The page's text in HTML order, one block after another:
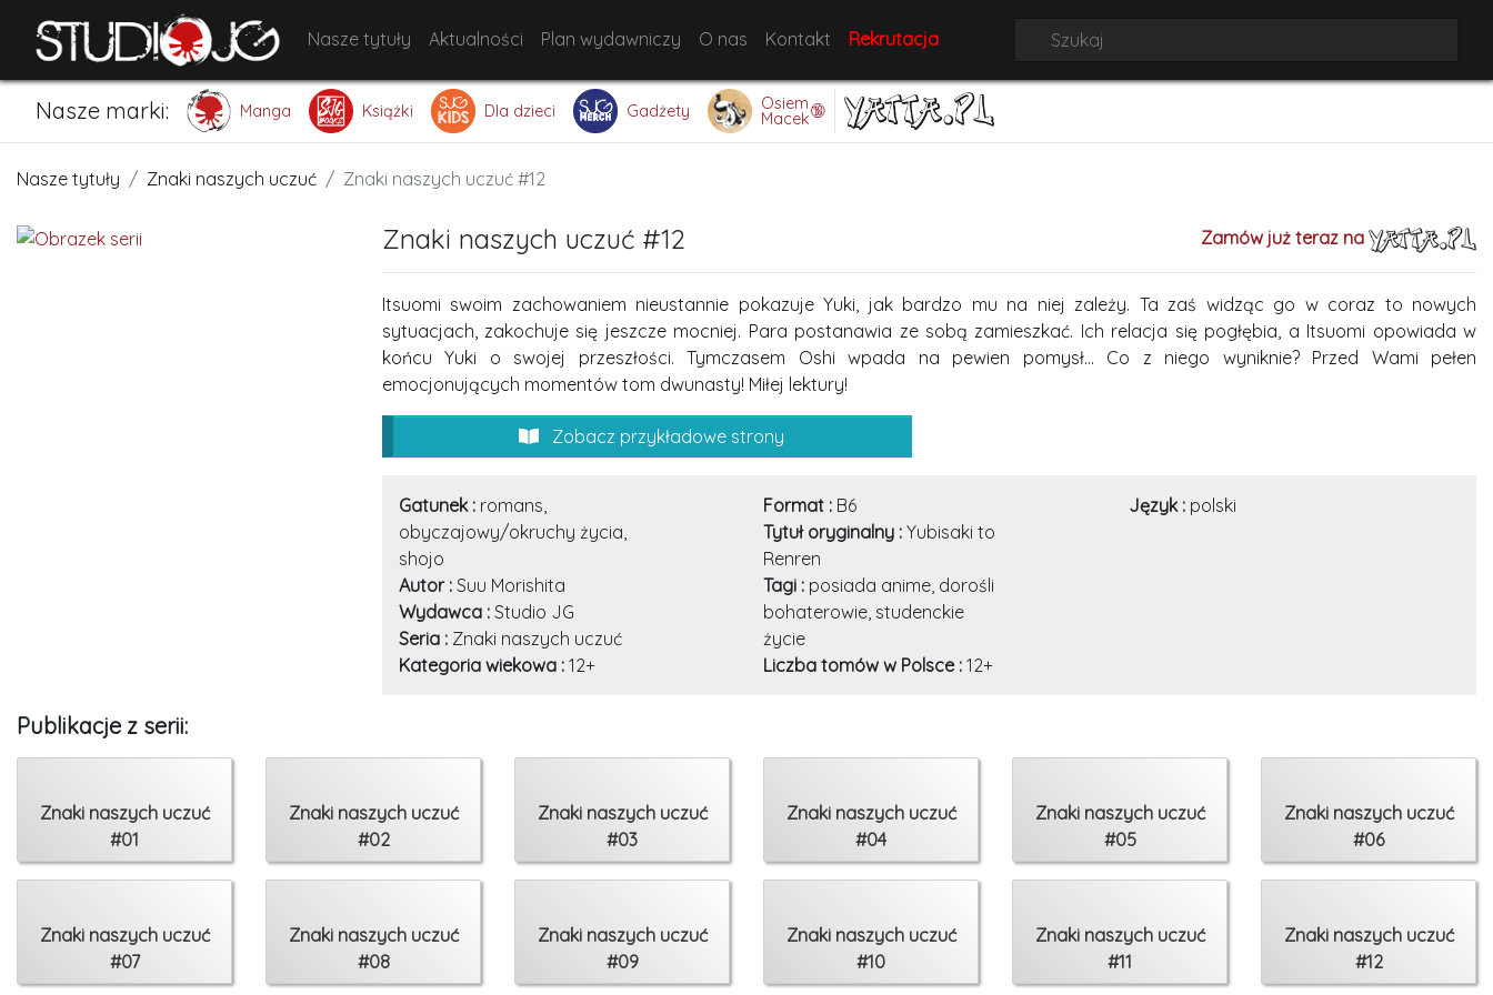
Nasze tytuły Aktualności Plan wydawniczy O nas Kontakt Rekrutacja
Nasze marki: Manga Książki Dla dzieci Gadżety Osiem
Macek🔞
Nasze tytuły Znaki naszych uczuć Znaki naszych uczuć #12
Znaki naszych uczuć #12 Zamów już teraz na
Itsuomi swoim zachowaniem nieustannie pokazuje Yuki, jak bardzo mu na niej zależy. Ta zaś widząc go w coraz to nowych
sytuacjach, zakochuje się jeszcze mocniej. Para postanawia ze sobą zamieszkać. Ich relacja się pogłębia, a Itsuomi opowiada w
końcu Yuki o swojej przeszłości. Tymczasem Oshi wpada na pewien pomysł... Co z niego wyniknie? Przed Wami pełen
emocjonujących momentów tom dwunasty! Miłej lektury!
Zobacz przykładowe strony
Gatunek : romans,
obyczajowy/okruchy życia,
shojo
Autor : Suu Morishita
Wydawca : Studio JG
Seria : Znaki naszych uczuć
Kategoria wiekowa : 12+
Format : B6
Tytuł oryginalny : Yubisaki to
Renren
Tagi : posiada anime, dorośli
bohaterowie, studenckie
życie
Liczba tomów w Polsce : 12+
Język : polski
Publikacje z serii:
Znaki naszych uczuć
#01
Znaki naszych uczuć
#02
Znaki naszych uczuć
#03
Znaki naszych uczuć
#04
Znaki naszych uczuć
#05
Znaki naszych uczuć
#06
Znaki naszych uczuć
#07
Znaki naszych uczuć
#08
Znaki naszych uczuć
#09
Znaki naszych uczuć
#10
Znaki naszych uczuć
#11
Znaki naszych uczuć
#12